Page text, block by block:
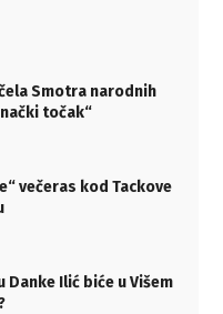
Smotra narodnih
točak“
večeras kod Tackove
Danke Ilić biće u Višem